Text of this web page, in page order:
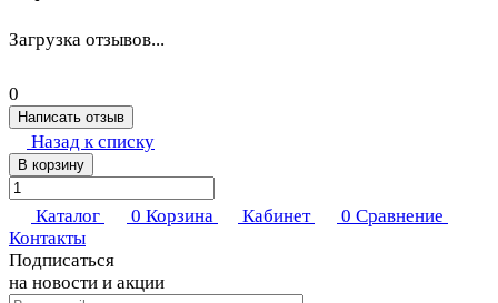
Загрузка отзывов...
0
Написать отзыв
Назад к списку
В корзину
Каталог 0 Корзина Кабинет 0 Сравнение
Контакты
Подписаться
на новости и акции